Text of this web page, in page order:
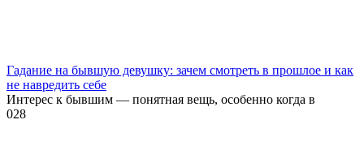
Гадание на бывшую девушку: зачем смотреть в прошлое и как
не навредить себе
Интерес к бывшим — понятная вещь, особенно когда в
028